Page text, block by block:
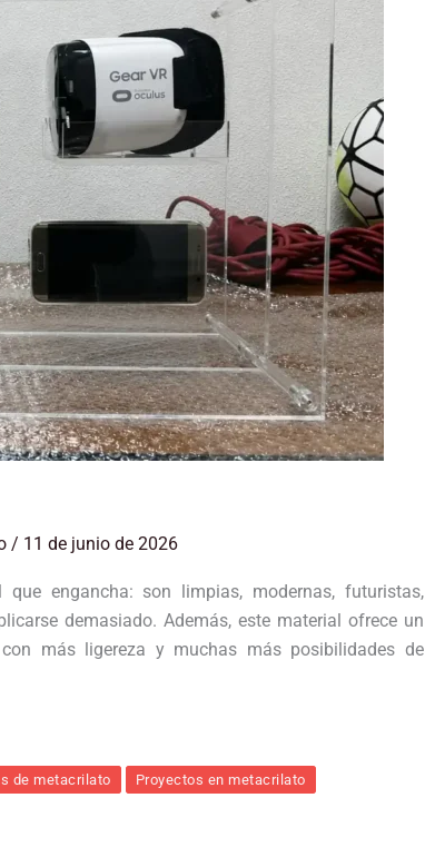
/ 11 de junio de 2026
engancha: son limpias, modernas, futuristas,
demasiado. Además, este material ofrece un
más ligereza y muchas más posibilidades de
de metacrilato Proyectos en metacrilato